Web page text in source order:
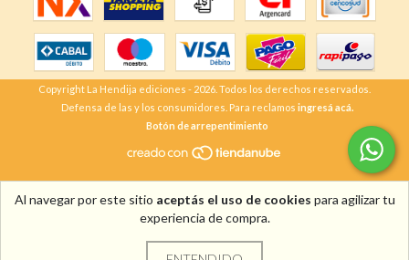
Al navegar por este sitio aceptás el uso de cookies para agilizar tu
experiencia de compra.
Copyright La Hendija ediciones - 2026. Todos los derechos reservados.
Defensa de las y los consumidores. Para reclamos ingresá acá.
Botón de arrepentimiento